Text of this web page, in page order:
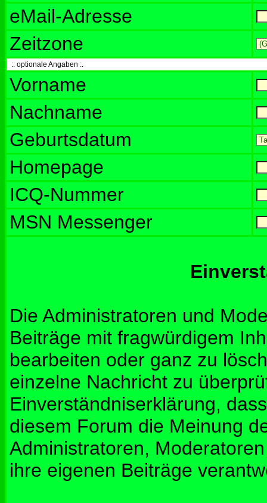
eMail-Adresse
Zeitzone
:: optionale Angaben :.
Vorname
Nachname
Geburtsdatum
Homepage
ICQ-Nummer
MSN Messenger
Die Administratoren und
Beiträge mit fragwürdigem
bearbeiten oder ganz zu
einzelne Nachricht zu
Einverständniserklärung,
diesem Forum die Meinung
Administratoren,
ihre eigenen Beiträge